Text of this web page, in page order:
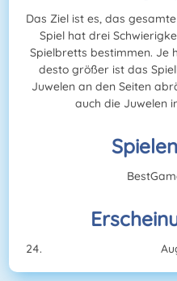
Das Ziel ist es, das
Spiel hat drei
Spielbretts bestimmen. Je
desto größer ist das
Juwelen an den Seiten
auch die Juwelen